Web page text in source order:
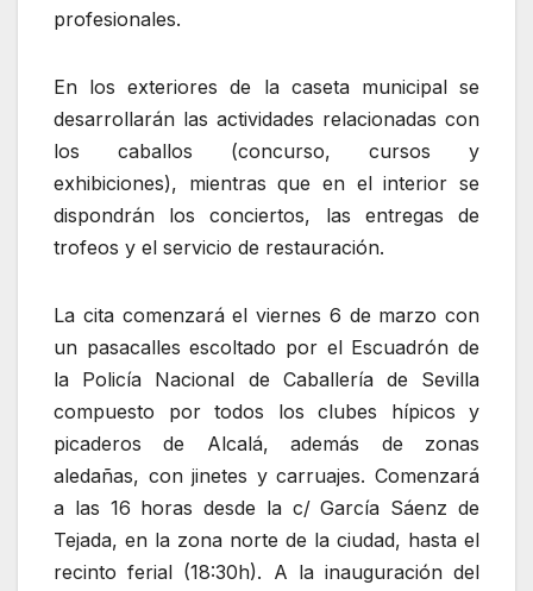
profesionales.
En los exteriores de la caseta municipal se
desarrollarán las actividades relacionadas con
los caballos (concurso, cursos y
exhibiciones), mientras que en el interior se
dispondrán los conciertos, las entregas de
trofeos y el servicio de restauración.
La cita comenzará el viernes 6 de marzo con
un pasacalles escoltado por el Escuadrón de
la Policía Nacional de Caballería de Sevilla
compuesto por todos los clubes hípicos y
picaderos de Alcalá, además de zonas
aledañas, con jinetes y carruajes. Comenzará
a las 16 horas desde la c/ García Sáenz de
Tejada, en la zona norte de la ciudad, hasta el
recinto ferial (18:30h). A la inauguración del